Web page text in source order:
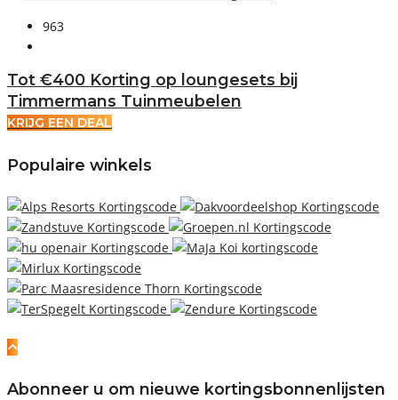
963
Tot €400 Korting op loungesets bij
Timmermans Tuinmeubelen
KRIJG EEN DEAL
Populaire winkels
Abonneer u om nieuwe kortingsbonnenlijsten